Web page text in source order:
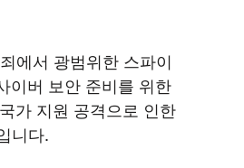
에서 광범위한 스파이
이버 보안 준비를 위한
가 지원 공격으로 인한
니다.